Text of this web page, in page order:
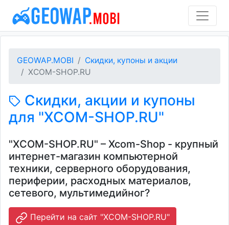
GEOWAP.MOBI
Скидки, купоны и акции
XCOM-SHOP.RU
Скидки, акции и купоны
для "XCOM-SHOP.RU"
"XCOM-SHOP.RU" – Xcom-Shop - крупный
интернет-магазин компьютерной
техники, серверного оборудования,
периферии, расходных материалов,
сетевого, мультимедийног?
Перейти на сайт "XCOM-SHOP.RU"